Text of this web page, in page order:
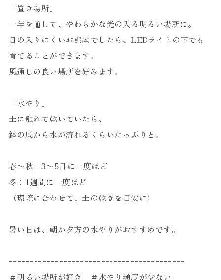
「置き場所」
一年を通して、やわらかな光の入る明るい場所に。
日の入りにくいお部屋でしたら、LEDライトの下でも
育てることができます。
風通しの良い場所を好みます。
「水やり」
土に触れて乾いていたら、
鉢の底から水が流れるくらいたっぷりと。
春〜秋：3〜5日に一度ほど
冬：1週間に一度ほど
（環境に合わせて、土の乾きを目安に）
暑い日は、朝か夕方の水やりがおすすめです。
ｰｰｰｰｰｰｰｰｰｰｰｰｰｰｰｰｰｰｰｰｰｰｰｰｰｰｰｰｰｰｰｰｰｰｰｰｰｰｰｰｰｰ
＃明るい場所が好き ＃水やり頻度が少ない